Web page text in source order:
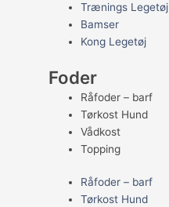
Trænings Legetøj
Bamser
Kong Legetøj
Foder
Råfoder – barf
Tørkost Hund
Vådkost
Topping
Råfoder – barf
Tørkost Hund